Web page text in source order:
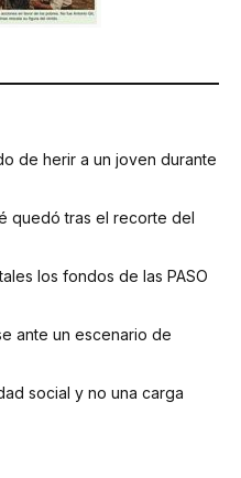
de herir a un joven durante
quedó tras el recorte del
los fondos de las PASO
ante un escenario de
social y no una carga